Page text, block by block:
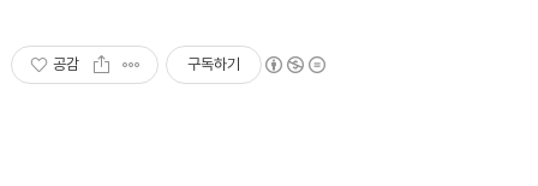
공감 구독하기